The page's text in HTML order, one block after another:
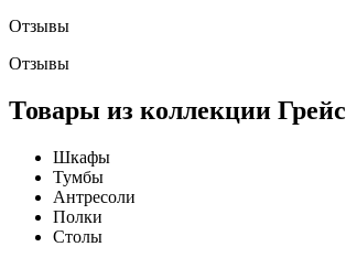
Отзывы
Отзывы
Товары из коллекции Грейс
Шкафы
Тумбы
Антресоли
Полки
Столы